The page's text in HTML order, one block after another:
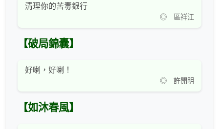
清理你的苦毒銀行
◎ 區祥江
【破局錦囊】
好喇，好喇！
◎ 許開明
【如沐春風】